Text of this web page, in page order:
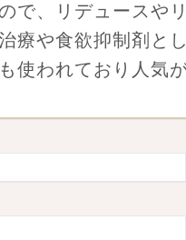
で、リデュースや
療や食欲抑制剤と
使われており人気